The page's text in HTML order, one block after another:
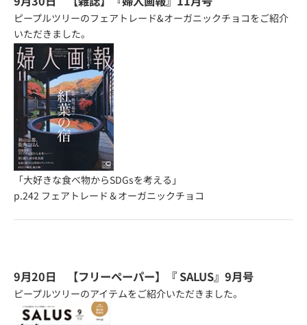
ピープルツリーのフェアトレード&オーガニックチョコをご紹介
いただきました。
「大好きな食べ物からSDGsを考える」
p.242 フェアトレード＆オーガニックチョコ
9月20日 【フリーペーパー】『 SALUS』9月号
ピープルツリーのアイテムをご紹介いただきました。